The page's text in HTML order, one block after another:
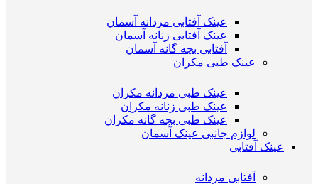
عینک آفتابی مردانه آسمان
عینک آفتابی زنانه آسمان
آفتابی بچه گانه آسمان
عینک طبی مکران
عینک طبی مردانه مکران
عینک طبی زنانه مکران
عینک طبی بچه گانه مکران
لوازم جانبی عینک آسمان
عینک آفتابی
آفتابی مردانه